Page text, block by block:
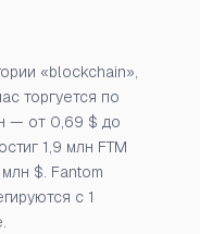
«blockchain»,
торгуется по
— от 0,69 $ до
1,9 млн FTM
$. Fantom
с 1